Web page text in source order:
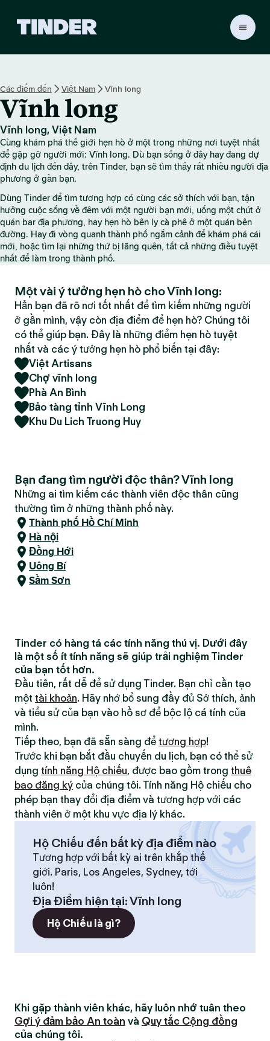
c
h
ủ
i
n
d
Các điểm đến Việt Nam Vĩnh long
Vĩnh long
Vĩnh long, Việt Nam
Cùng khám phá thế giới hẹn hò ở một trong những nơi tuyệt nhất
để gặp gỡ người mới: Vĩnh long. Dù bạn sống ở đây hay đang dự
định du lịch đến đây, trên Tinder, bạn sẽ tìm thấy rất nhiều người địa
phương ở gần bạn.
Dùng Tinder để tìm tương hợp có cùng các sở thích với bạn, tận
hưởng cuộc sống về đêm với một người bạn mới, uống một chút ở
quán bar địa phương, hay hẹn hò bên ly cà phê ở một quán bên
đường. Hay đi vòng quanh thành phố ngắm cảnh để khám phá cái
mới, hoặc tìm lại những thứ bị lãng quên, tất cả những điều tuyệt
nhất để làm trong thành phố.
Một vài ý tưởng hẹn hò cho Vĩnh long:
Hẳn bạn đã rõ nơi tốt nhất để tìm kiếm những người
ở gần mình, vậy còn địa điểm để hẹn hò? Chúng tôi
có thể giúp bạn. Đây là những điểm hẹn hò tuyệt
nhất và các ý tưởng hẹn hò phổ biến tại đây:
Việt Artisans
Chợ vĩnh long
Phà An Bình
Bảo tàng tỉnh Vĩnh Long
Khu Du Lich Truong Huy
Bạn đang tìm người độc thân? Vĩnh long
Những ai tìm kiếm các thành viên độc thân cũng
thường tìm ở những thành phố này.
Thành phố Hồ Chí Minh
Hà nội
Đồng Hới
Uông Bí
Sầm Sơn
Tinder có hàng tá các tính năng thú vị. Dưới đây
là một số ít tính năng sẽ giúp trải nghiệm Tinder
của bạn tốt hơn.
Đầu tiên, rất dễ để sử dụng Tinder. Bạn chỉ cần tạo
một tài khoản. Hãy nhớ bổ sung đầy đủ Sở thích, ảnh
và tiểu sử của bạn vào hồ sơ để bộc lộ cá tính của
mình.
Tiếp theo, bạn đã sẵn sàng để tương hợp!
Trước khi bạn bắt đầu chuyến du lịch, bạn có thể sử
dụng tính năng Hộ chiếu, được bao gồm trong thuê
bao đăng ký của chúng tôi. Tính năng Hộ chiếu cho
phép bạn thay đổi địa điểm và tương hợp với các
thành viên ở một khu vực địa lý khác.
Hộ Chiếu đến bất kỳ địa điểm nào
Tương hợp với bất kỳ ai trên khắp thế
giới. Paris, Los Angeles, Sydney, tới
luôn!
Địa Điểm hiện tại:Vĩnh long
Hộ Chiếu là gì?
Khi gặp thành viên khác, hãy luôn nhớ tuân theo
Gợi ý đảm bảo An toàn và Quy tắc Cộng đồng
của chúng tôi.